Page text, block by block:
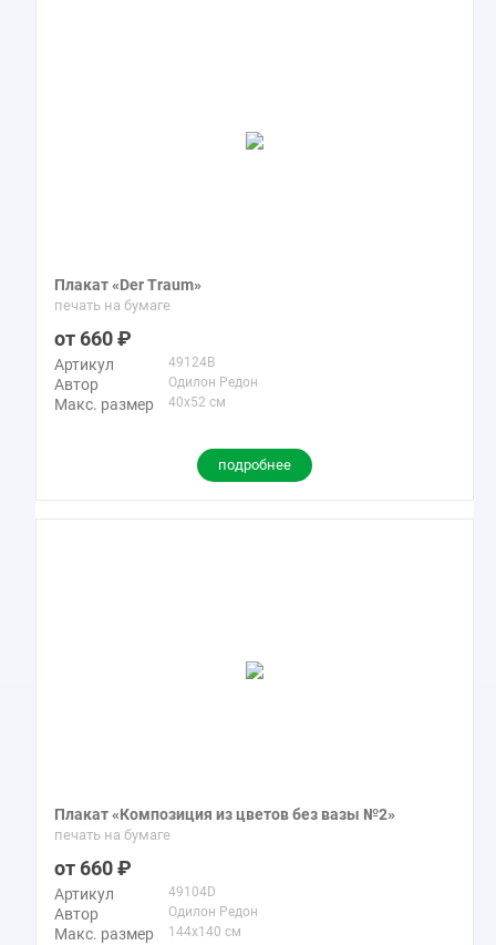
Плакат «Der Traum»
печать на бумаге
660
Артикул 49124B
Автор Одилон Редон
Макс. размер 40x52 см
подробнее
Плакат «Композиция из цветов без вазы №2»
печать на бумаге
660
Артикул 49104D
Автор Одилон Редон
Макс. размер 144x140 см